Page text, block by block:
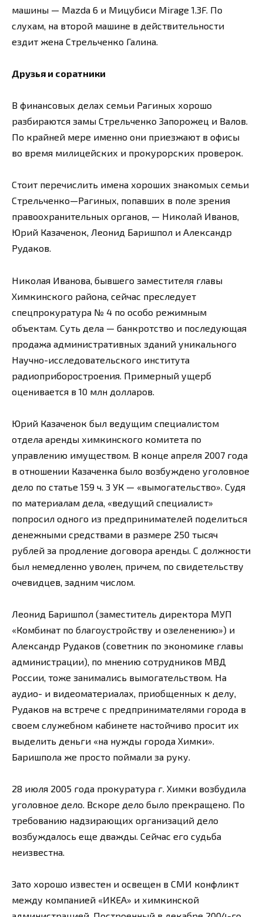
машины — Mazda 6 и Мицубиси Mirage 1.3F. По
слухам, на второй машине в действительности
ездит жена Стрельченко Галина.
Друзья и соратники
В финансовых делах семьи Рагиных хорошо
разбираются замы Стрельченко Запорожец и Валов.
По крайней мере именно они приезжают в офисы
во время милицейских и прокурорских проверок.
Стоит перечислить имена хороших знакомых семьи
Стрельченко—Рагиных, попавших в поле зрения
правоохранительных органов, — Николай Иванов,
Юрий Казаченок, Леонид Баришпол и Александр
Рудаков.
Николая Иванова, бывшего заместителя главы
Химкинского района, сейчас преследует
спецпрокуратура № 4 по особо режимным
объектам. Суть дела — банкротство и последующая
продажа административных зданий уникального
Научно-исследовательского института
радиоприборостроения. Примерный ущерб
оценивается в 10 млн долларов.
Юрий Казаченок был ведущим специалистом
отдела аренды химкинского комитета по
управлению имуществом. В конце апреля 2007 года
в отношении Казаченка было возбуждено уголовное
дело по статье 159 ч. 3 УК — «вымогательство». Судя
по материалам дела, «ведущий специалист»
попросил одного из предпринимателей поделиться
денежными средствами в размере 250 тысяч
рублей за продление договора аренды. С должности
был немедленно уволен, причем, по свидетельству
очевидцев, задним числом.
Леонид Баришпол (заместитель директора МУП
«Комбинат по благоустройству и озеленению») и
Александр Рудаков (советник по экономике главы
администрации), по мнению сотрудников МВД
России, тоже занимались вымогательством. На
аудио- и видеоматериалах, приобщенных к делу,
Рудаков на встрече с предпринимателями города в
своем служебном кабинете настойчиво просит их
выделить деньги «на нужды города Химки».
Баришпола же просто поймали за руку.
28 июля 2005 года прокуратура г. Химки возбудила
уголовное дело. Вскоре дело было прекращено. По
требованию надзирающих организаций дело
возбуждалось еще дважды. Сейчас его судьба
неизвестна.
Зато хорошо известен и освещен в СМИ конфликт
между компанией «ИКЕА» и химкинской